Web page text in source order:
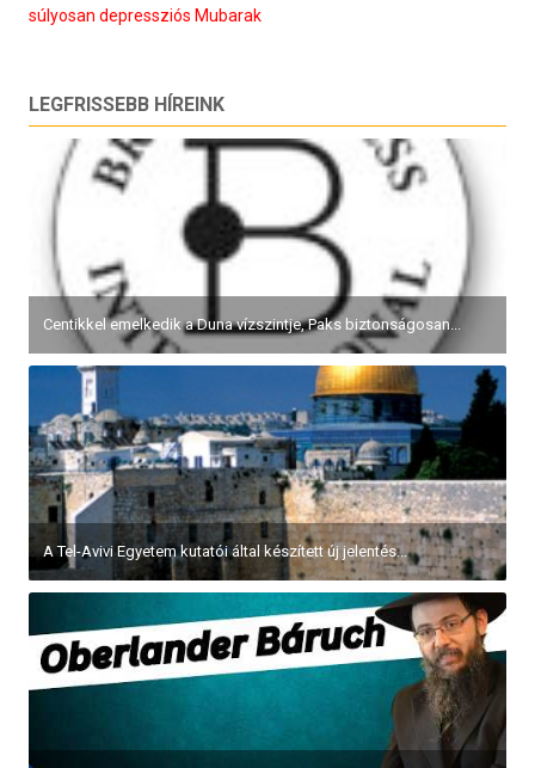
navigáció
súlyosan depressziós Mubarak
LEGFRISSEBB HÍREINK
Centikkel emelkedik a Duna vízszintje, Paks biztonságosan...
A Tel-Avivi Egyetem kutatói által készített új jelentés...